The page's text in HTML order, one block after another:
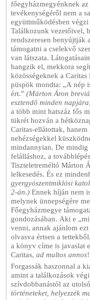
főegyházmegyénknek
tevékenységéről nem a
együttműködésben végzi
Találkozunk vezetőivel,
rendszeresen benyújtják
támogatni a cselekvő
van látszata.
hangzik el, mekkora
közösségeknek a
püspök mondta: „A nép
ért.”(Márton Áron
esztendő minden
a több mint hatszáz fős
tükrét hozván a
Caritas-ellátottak,
nehézségekkel
mindannyian. De
felálláshoz, a
Tiszteletreméltó Márton
lelkesedés. És ez
gyergyószentmiklósi
2-án.) Ennek híján nem
melynek ünnepségére
Főegyházmegye
gondozásában. Aki e
venni, annak ajánlom
olvasva értsen a
a könyv címe is javaslat
Caritas,ad multos annos
Forgassák haszonnal a
amint a találkozások
szívdobbanástól az
történeteket, helyezzék